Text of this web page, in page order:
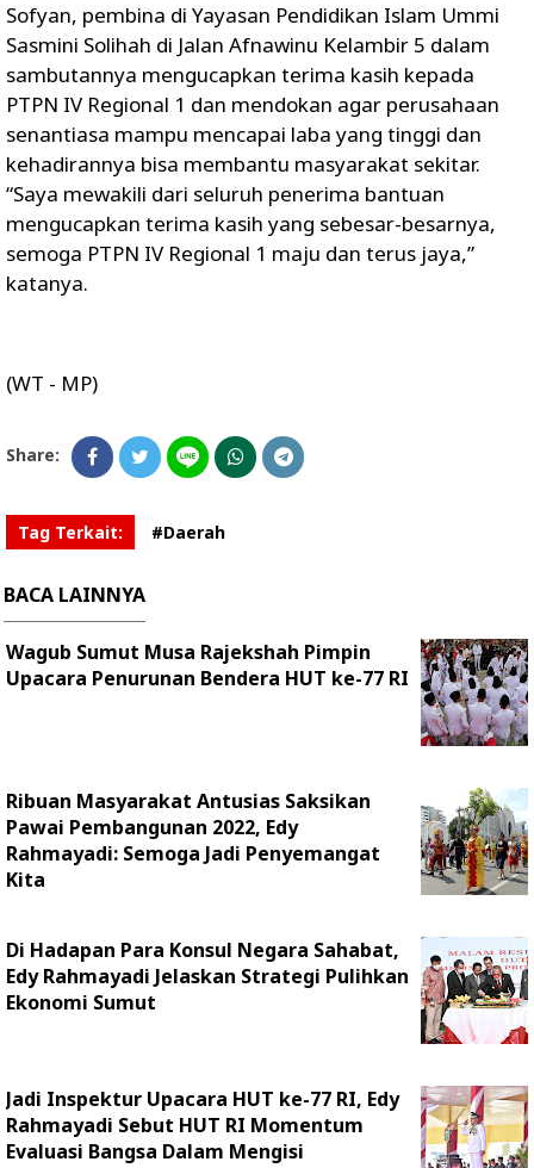
Sofyan, pembina di Yayasan Pendidikan Islam Ummi
Sasmini Solihah di Jalan Afnawinu Kelambir 5 dalam
sambutannya mengucapkan terima kasih kepada
PTPN IV Regional 1 dan mendokan agar perusahaan
senantiasa mampu mencapai laba yang tinggi dan
kehadirannya bisa membantu masyarakat sekitar.
“Saya mewakili dari seluruh penerima bantuan
mengucapkan terima kasih yang sebesar-besarnya,
semoga PTPN IV Regional 1 maju dan terus jaya,”
katanya.
(WT - MP)
Share:
Tag Terkait: #Daerah
BACA LAINNYA
Wagub Sumut Musa Rajekshah Pimpin
Upacara Penurunan Bendera HUT ke-77 RI
Ribuan Masyarakat Antusias Saksikan
Pawai Pembangunan 2022, Edy
Rahmayadi: Semoga Jadi Penyemangat
Kita
Di Hadapan Para Konsul Negara Sahabat,
Edy Rahmayadi Jelaskan Strategi Pulihkan
Ekonomi Sumut
Jadi Inspektur Upacara HUT ke-77 RI, Edy
Rahmayadi Sebut HUT RI Momentum
Evaluasi Bangsa Dalam Mengisi